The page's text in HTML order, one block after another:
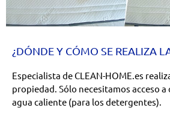
¿DÓNDE Y CÓMO SE REALIZA
Especialista de CLEAN-HOME.es
propiedad. Sólo necesitamos acceso
agua caliente (para los detergentes).